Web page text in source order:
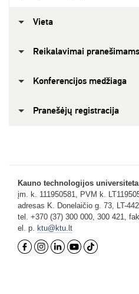
Vieta
Reikalavimai pranešimams
Konferencijos medžiaga
Pranešėjų registracija
Kauno technologijos
įm. k. 111950581, PVM k.
adresas K. Donelaičio g. 73, LT-
tel. +370 (37) 300 000, 300 421,
el. p. ktu@ktu.lt